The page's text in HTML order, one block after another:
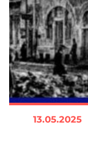
13.05.2025